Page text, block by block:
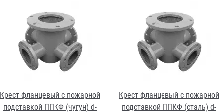
Крест фланцевый с пожарной
подставкой ППКФ (чугун) d-
Крест фланцевый с пожарной
подставкой ППКФ (сталь) d-